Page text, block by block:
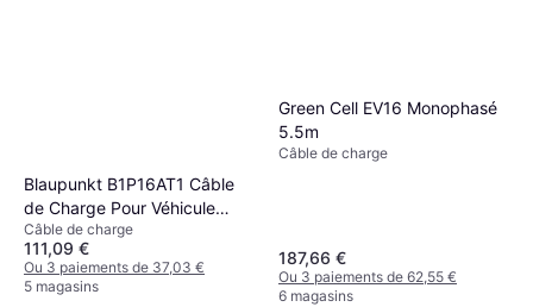
Blaupunkt B1P16AT1 Câble
de Charge Pour Véhicule
électrique 2 m
Câble de charge
111,09 €
Ou 3 paiements de 37,03 €
5 magasins
Green Cell EV16 Monophasé
5.5m
Câble de charge
187,66 €
Ou 3 paiements de 62,55 €
6 magasins